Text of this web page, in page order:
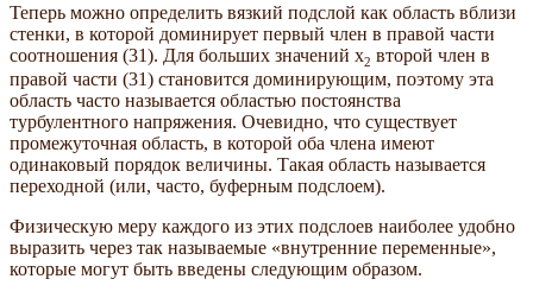
Теперь можно определить вязкий подслой как область вблизи
стенки, в которой доминирует первый член в правой части
соотношения (31). Для больших значений x2 второй член в
правой части (31) становится доминирующим, поэтому эта
область часто называется областью постоянства
турбулентного напряжения. Очевидно, что существует
промежуточная область, в которой оба члена имеют
одинаковый порядок величины. Такая область называется
переходной (или, часто, буферным подслоем).
Физическую меру каждого из этих подслоев наиболее удобно
выразить через так называемые «внутренние переменные»,
которые могут быть введены следующим образом.